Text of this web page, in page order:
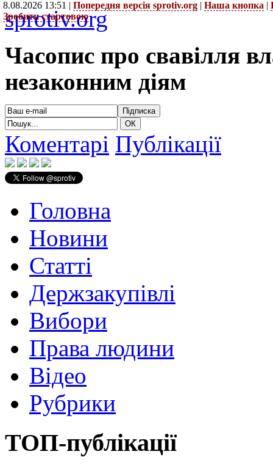
8.08.2026 13:51 | Попередня версія sprotiv.org | Наша кнопка |
Зробити стартовою
sprotiv.org
Часопис про свавілля
незаконним діям
Коментарі Публікації
Головна
Новини
Статті
Держзакупівлі
Вибори
Права людини
Відео
Рубрики
ТОП-публікації